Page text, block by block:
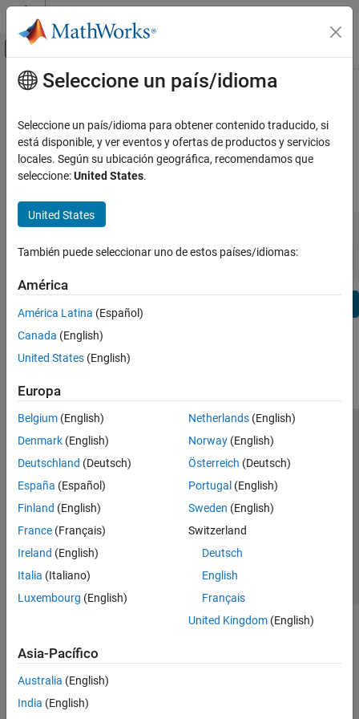
Saltar al contenido
Mostrar/ocultar menú de navegación
Ver por: Categoría
Using MATLAB
MATLAB
Using Simulink
Simulink
Physical Modeling
Real-Time Simulation and Testing
Workflows
Reporting and Database Access
Systems Engineering
Code Generation
Verification, Validation, and Test
Cloud Capabilities
Teaching and Learning
Mathematics and Optimization
Signal Processing
Test and Measurement
RF and Mixed Signal
Wireless Communications
Contenido principal
Polyspace Copilot Release Notes
Bug Reports | Bug Fixes expand all in page
| Release Range:to
Starting Release
toEnding Release
Sort by:
Text Filter: Polyspace Copilot Release Notes
Seleccione un país/idioma
Seleccione un país/idioma para obtener contenido traducido, si
está disponible, y ver eventos y ofertas de productos y servicios
locales. Según su ubicación geográfica, recomendamos que
seleccione:United States.
United States
También puede seleccionar uno de estos países/idiomas:
América
América Latina (Español)
Canada (English)
United States (English)
Europa
Belgium (English)
Denmark (English)
Deutschland (Deutsch)
España (Español)
Finland (English)
France (Français)
Ireland (English)
Italia (Italiano)
Luxembourg (English)
Netherlands(English)
Norway(English)
Österreich (Deutsch)
Portugal (English)
Sweden (English)
Switzerland
Deutsch
English
Français
United Kingdom(English)
Asia-Pacífico
Australia (English)
India (English)
Centro de confianza
Marcas comerciales
Política de privacidad
Antipiratería
Estado de las aplicaciones
Información de contacto
© 1994-2026 The MathWorks, Inc.